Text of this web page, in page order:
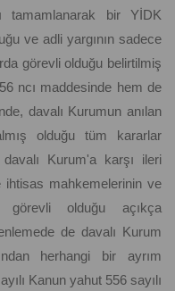
tamamlanarak bir YİDK
ve adli yargının sadece
görevli olduğu belirtilmiş
ncı maddesinde hem de
davalı Kurumun anılan
olduğu tüm kararlar
Kurum'a karşı ileri
mahkemelerinin ve
görevli olduğu açıkça
de davalı Kurum
herhangi bir ayrım
Kanun yahut 556 sayılı